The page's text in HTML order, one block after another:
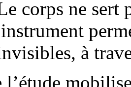
corps ne
à
l’étude